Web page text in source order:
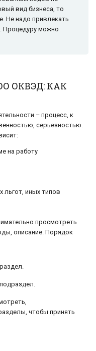
вид бизнеса, то
Не надо привлекать
Процедуру можно
ОКВЭД: КАК
– процесс, к
серьезностью.
на работу
льгот, иных типов
просмотреть
описание. Порядок
чтобы принять